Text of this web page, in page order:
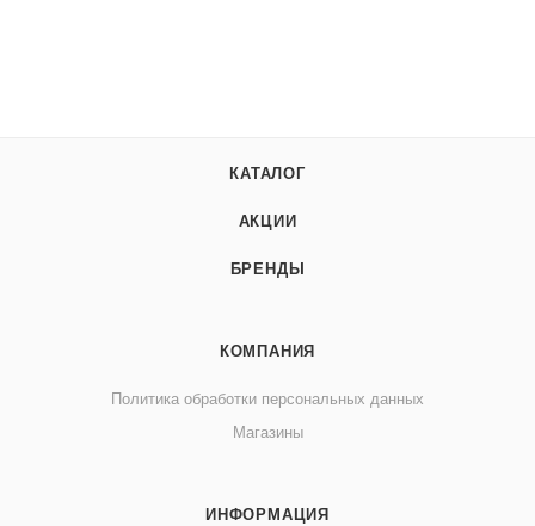
КАТАЛОГ
АКЦИИ
БРЕНДЫ
КОМПАНИЯ
Политика обработки персональных данных
Магазины
ИНФОРМАЦИЯ